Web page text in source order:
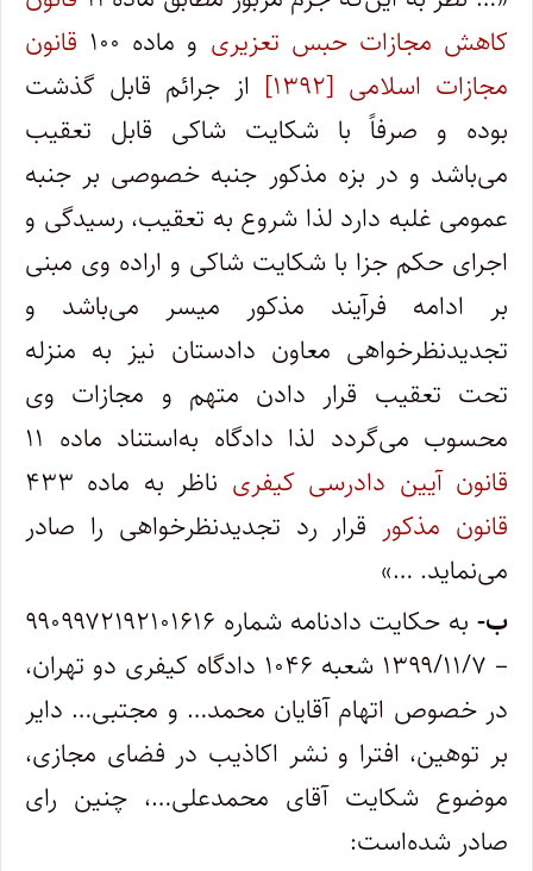
کاهش مجازات حبس تعزیری و ماده ۱۰۰
قانون
مجازات اسلامی [۱۳۹۲]
از جرائم قابل گذشت
بوده و صرفاً با شکایت شاکی قابل تعقیب
می‌باشد و در بزه مذکور جنبه خصوصی بر جنبه
عمومی غلبه دارد لذا شروع به تعقیب، رسیدگی و
اجرای حکم جزا با شکایت شاکی و اراده وی مبنی
بر ادامه فرآیند مذکور میسر می‌باشد و
تجدیدنظرخواهی معاون دادستان نیز به منزله
تحت تعقیب قرار دادن متهم و مجازات وی
محسوب می‌گردد لذا دادگاه به‌استناد ماده ۱۱
قانون آیین دادرسی کیفری ناظر به ماده ۴۳۳
قانون مذکور قرار رد تجدیدنظرخواهی را صادر
می‌نماید. …»
ب-
به حکایت دادنامه شماره ۹۹۰۹۹۷۲۱۹۲۱۰۱۶۱۶
– ۱۳۹۹/۱۱/۷ شعبه ۱۰۴۶ دادگاه کیفری دو تهران،
در خصوص اتهام آقایان محمد… و مجتبی… دایر
بر توهین، افترا و نشر اکاذیب در فضای مجازی،
موضوع شکایت آقای محمدعلی…، چنین رای
صادر شده‌است: